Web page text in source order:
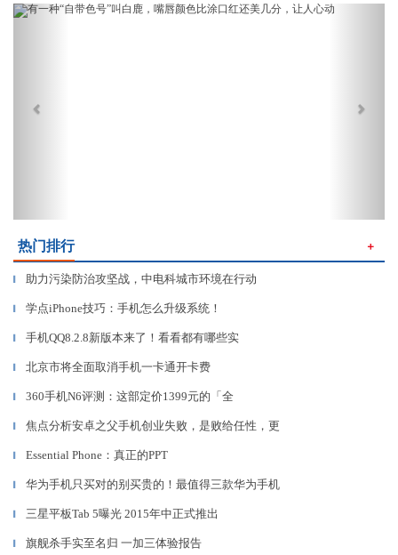
Previous
热门排行 ＋
▎ 助力污染防治攻坚战，中电科城市环境在行动
▎ 学点iPhone技巧：手机怎么升级系统！
▎ 手机QQ8.2.8新版本来了！看看都有哪些实
▎ 北京市将全面取消手机一卡通开卡费
▎ 360手机N6评测：这部定价1399元的「全
▎ 焦点分析安卓之父手机创业失败，是败给任性，更
▎ Essential Phone：真正的PPT
▎ 华为手机只买对的别买贵的！最值得三款华为手机
▎ 三星平板Tab 5曝光 2015年中正式推出
▎ 旗舰杀手实至名归 一加三体验报告